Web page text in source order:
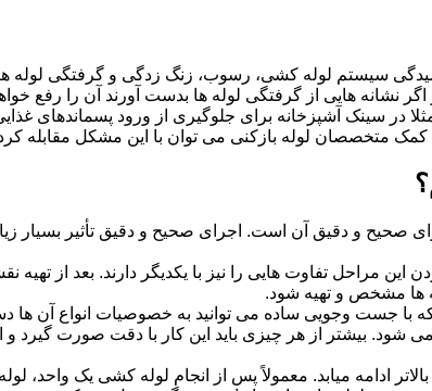
سیستم لوله کشی، رسوب، زنگ زدگی و گرفتگی لوله
نشانه هایی از گرفتگی لوله ها بدست آورند آن را رفع
سینک آشپزخانه برای جلوگیری از ورود پسماندهای
کمک متخصصان لوله بازکنی می توان با این مشکل مقابله
و دقیق آن است. اجرای صحیح و دقیق تأثیر بسیار
مراحل تفاوت هایی را نیز با یکدیگر دارند. بعد از تهیه
ها مشخص و تهیه شود.
با جست وجویی ساده می توانید به خصوصیات انواع آن ها
شود. بیشتر از هر چیزی باید این کار با دقت صورت گیرد
ادامه میابد. معمولاً پس از انجام لوله کشی یک واحد،